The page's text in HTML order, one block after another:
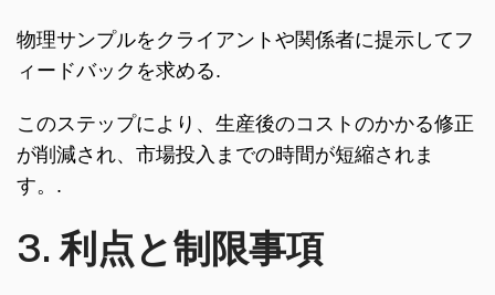
物理サンプルをクライアントや関係者に提示してフ
ィードバックを求める.
このステップにより、生産後のコストのかかる修正
が削減され、市場投入までの時間が短縮されま
す。.
3. 利点と制限事項